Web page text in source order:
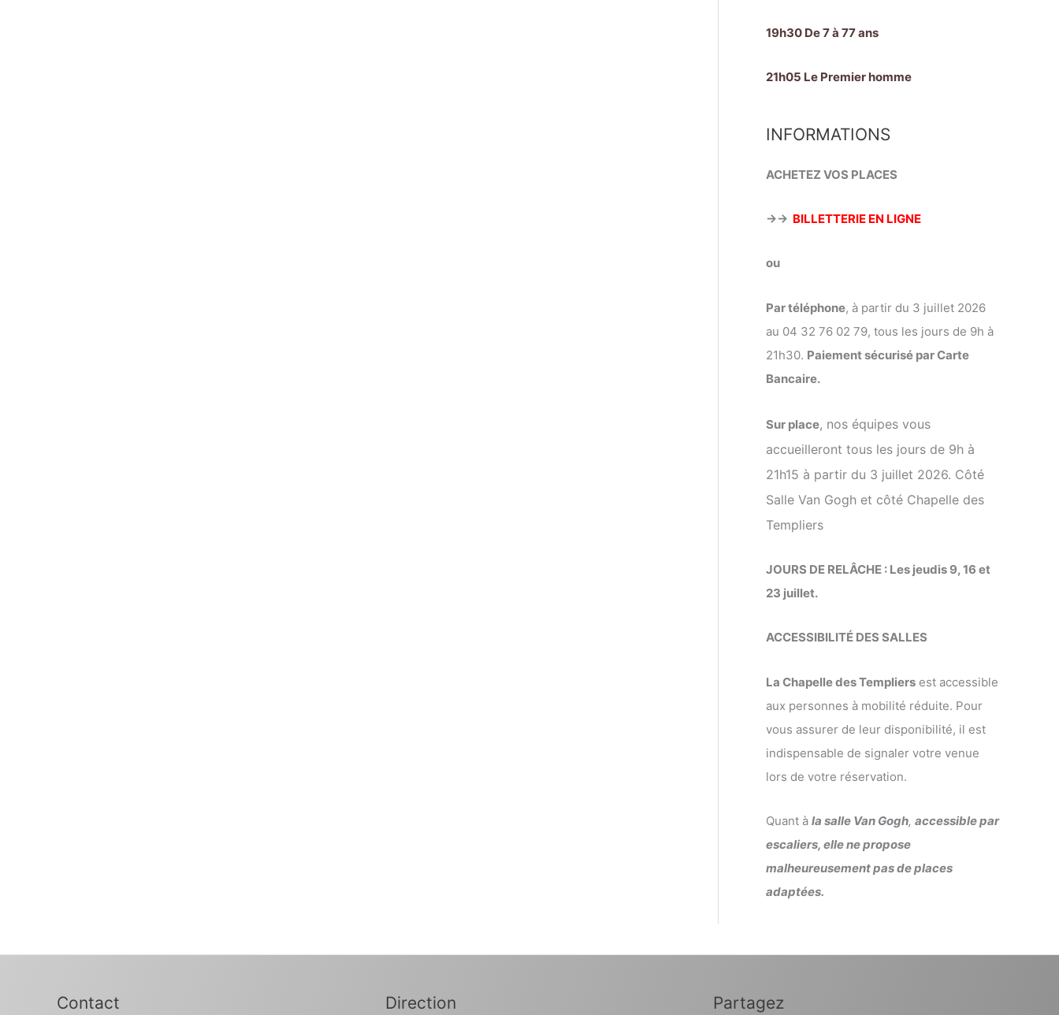
19h30 De 7 à 77 ans
21h05 Le Premier homme
INFORMATIONS
ACHETEZ VOS PLACES
→→ BILLETTERIE EN LIGNE
ou
Par téléphone, à partir du 3 juillet 2026
au 04 32 76 02 79, tous les jours de 9h à
21h30. Paiement sécurisé par Carte
Bancaire.
Sur place, nos équipes vous
accueilleront tous les jours de 9h à
21h15 à partir du 3 juillet 2026. Côté
Salle Van Gogh et côté Chapelle des
Templiers
JOURS DE RELÂCHE : Les jeudis 9, 16 et
23 juillet.
ACCESSIBILITÉ DES SALLES
La Chapelle des Templiers est accessible
aux personnes à mobilité réduite. Pour
vous assurer de leur disponibilité, il est
indispensable de signaler votre venue
lors de votre réservation.
Quant à la salle Van Gogh, accessible par
escaliers, elle ne propose
malheureusement pas de places
adaptées.
Contact Direction Partagez